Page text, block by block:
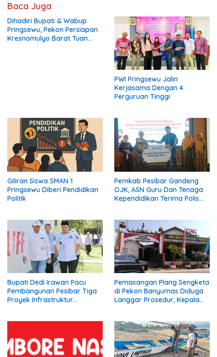
Baca Juga
Dihadiri Bupati & Wabup
Pringsewu, Pekon Persiapan
Kresnomulyo Barat Tuan
PWI Pringsewu Jalin
Kerjasama Dengan 4
Perguruan Tinggi
Giliran Siswa SMAN 1
Pringsewu Diberi Pendidikan
Politik
Pemkab Pesibar Gandeng
OJK, ASN Guru Dan Tenaga
Kependidikan Terima Polis
Bupati Dedi Irawan Pacu
Pembangunan Pesibar Tiga
Proyek Infrastruktur
Pemasangan Plang Sengketa
di Pekon Banyumas Diduga
Langgar Prosedur, Kepala